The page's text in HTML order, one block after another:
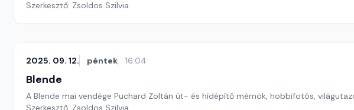
Szerkesztő: Zsoldos Szilvia
2025. 09. 12. péntek 16:04
Blende
A Blende mai vendége Puchard Zoltán út- és hídépítő mérnök, hobbifotós,
Szerkesztő: Zsoldos Szilvia